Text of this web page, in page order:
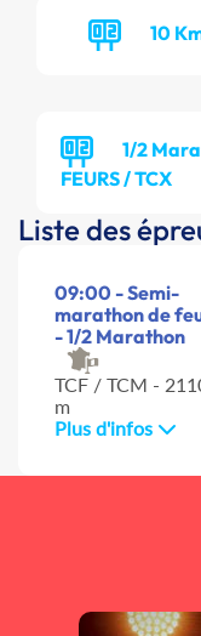
10
1/2
FEURS / TCX
Liste des
09:00 - Semi-
marathon de
- 1/2 Marathon
TCF / TCM -
m
Plus d'infos